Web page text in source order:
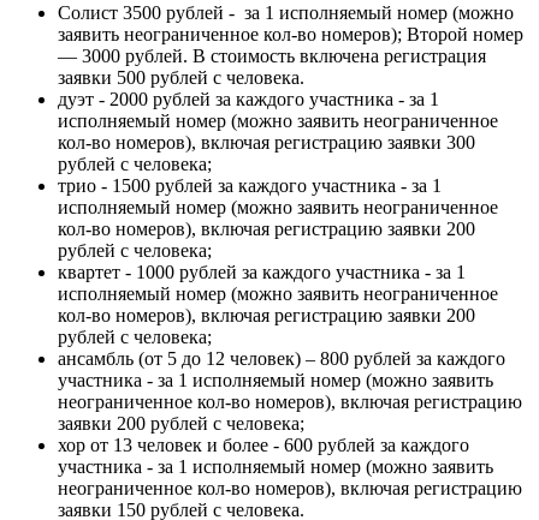
Солист 3500 рублей - за 1 исполняемый номер (можно
заявить неограниченное кол-во номеров); Второй номер
— 3000 рублей. В стоимость включена регистрация
заявки 500 рублей с человека.
дуэт - 2000 рублей за каждого участника - за 1
исполняемый номер (можно заявить неограниченное
кол-во номеров), включая регистрацию заявки 300
рублей с человека;
трио - 1500 рублей за каждого участника - за 1
исполняемый номер (можно заявить неограниченное
кол-во номеров), включая регистрацию заявки 200
рублей с человека;
квартет - 1000 рублей за каждого участника - за 1
исполняемый номер (можно заявить неограниченное
кол-во номеров), включая регистрацию заявки 200
рублей с человека;
ансамбль (от 5 до 12 человек) – 800 рублей за каждого
участника - за 1 исполняемый номер (можно заявить
неограниченное кол-во номеров), включая регистрацию
заявки 200 рублей с человека;
хор от 13 человек и более - 600 рублей за каждого
участника - за 1 исполняемый номер (можно заявить
неограниченное кол-во номеров), включая регистрацию
заявки 150 рублей с человека.